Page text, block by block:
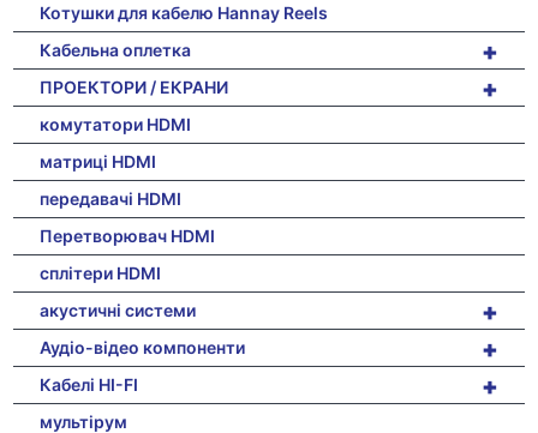
Котушки для кабелю Hannay Reels
+
Кабельна оплетка
+
ПРОЕКТОРИ / ЕКРАНИ
комутатори HDMI
матриці HDMI
передавачі HDMI
Перетворювач HDMI
сплітери HDMI
+
акустичні системи
+
Аудіо-відео компоненти
+
Кабелі HI-FI
мультірум